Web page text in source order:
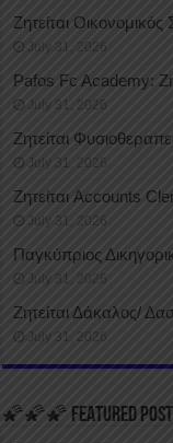
Ζητείται Οικονομικός
July 31, 2026
Pafos Fc Academy:
July 31, 2026
Ζητείται
July 31, 2026
Ζητείται Accounts
July 31, 2026
Παγκύπριος
July 31, 2026
Ζητείται Δάκαλος/
July 31, 2026
🌠🌠🌠 FEATURED